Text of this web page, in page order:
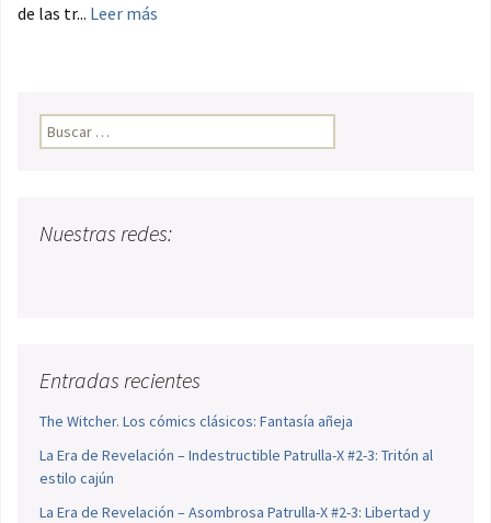
de las tr... Leer más
Buscar:
Nuestras redes:
Entradas recientes
The Witcher. Los cómics clásicos: Fantasía añeja
La Era de Revelación – Indestructible Patrulla-X #2-3: Tritón al
estilo cajún
La Era de Revelación – Asombrosa Patrulla-X #2-3: Libertad y